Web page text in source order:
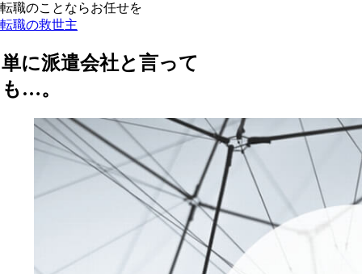
転職のことならお任せを
転職の救世主
単に派遣会社と言って
も…。